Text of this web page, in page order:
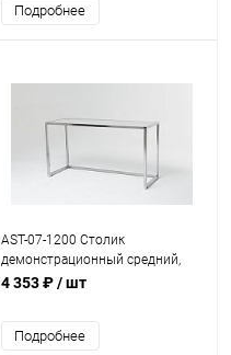
Подробнее
AST-07-1200 Столик
демонстрационный средний,
столешница ЛДСП
4 353 ₽/ шт
Подробнее